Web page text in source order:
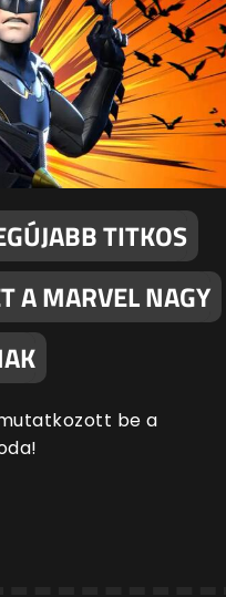
TITKOS
A MARVEL NAGY
be a